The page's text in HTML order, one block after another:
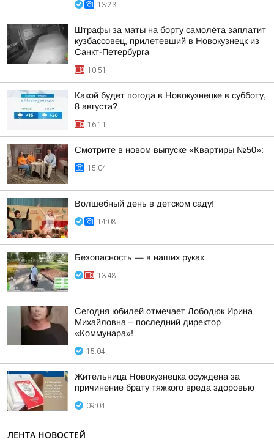
13:23
Штрафы за маты на борту самолёта заплатит
кузбассовец, прилетевший в Новокузнецк из
Санкт-Петербурга
10:51
Какой будет погода в Новокузнецке в субботу,
8 августа?
16:11
Смотрите в новом выпуске «Квартиры №50»:
15:04
Волшебный день в детском саду!
14:08
Безопасность — в наших руках
13:48
Сегодня юбилей отмечает Лободюк Ирина
Михайловна – последний директор
«Коммунара»!
15:04
Жительница Новокузнецка осуждена за
причинение брату тяжкого вреда здоровью
09:04
ЛЕНТА НОВОСТЕЙ